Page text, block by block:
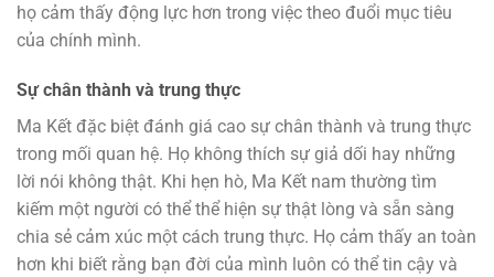
họ cảm thấy động lực hơn trong việc theo đuổi mục tiêu
của chính mình.
Sự chân thành và trung thực
Ma Kết đặc biệt đánh giá cao sự chân thành và trung thực
trong mối quan hệ. Họ không thích sự giả dối hay những
lời nói không thật. Khi hẹn hò, Ma Kết nam thường tìm
kiếm một người có thể thể hiện sự thật lòng và sẵn sàng
chia sẻ cảm xúc một cách trung thực. Họ cảm thấy an toàn
hơn khi biết rằng bạn đời của mình luôn có thể tin cậy và